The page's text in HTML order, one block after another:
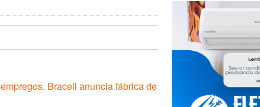
Bracell anuncia fábrica de